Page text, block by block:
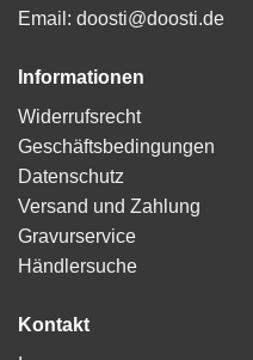
Email: doosti@doosti.de
Informationen
Widerrufsrecht
Geschäftsbedingungen
Datenschutz
Versand und Zahlung
Gravurservice
Händlersuche
Kontakt